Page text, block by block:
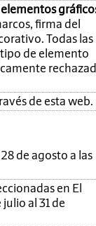
firma del
Todas las
de elemento
de esta web.
de agosto a las
en El
al 31 de